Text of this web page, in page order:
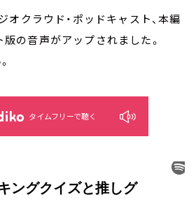
クラウド・ポッドキャスト、本編
の音声がアップされました。
タイムフリーで聴く